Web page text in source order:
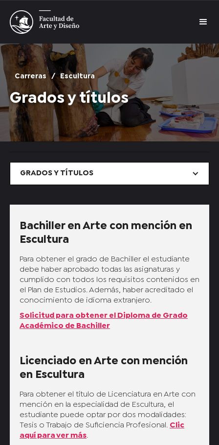
Carreras / Escultura
Grados y títulos
Bachiller en Arte con mención en
Escultura
Para obtener el grado de Bachiller el estudiante
debe haber aprobado todas las asignaturas y
cumplido con todos los requisitos contenidos en
el Plan de Estudios. Además, haber acreditado el
conocimiento de idioma extranjero.
Solicitud para obtener el Diploma de Grado
Académico de Bachiller
Licenciado en Arte con mención
en Escultura
Para obtener el título de Licenciatura en Arte con
mención en la especialidad de Escultura, el
estudiante puede optar por dos modalidades:
Tesis o Trabajo de Suficiencia Profesional. Clic
aquí para ver más
GRADOS Y TÍTULOS